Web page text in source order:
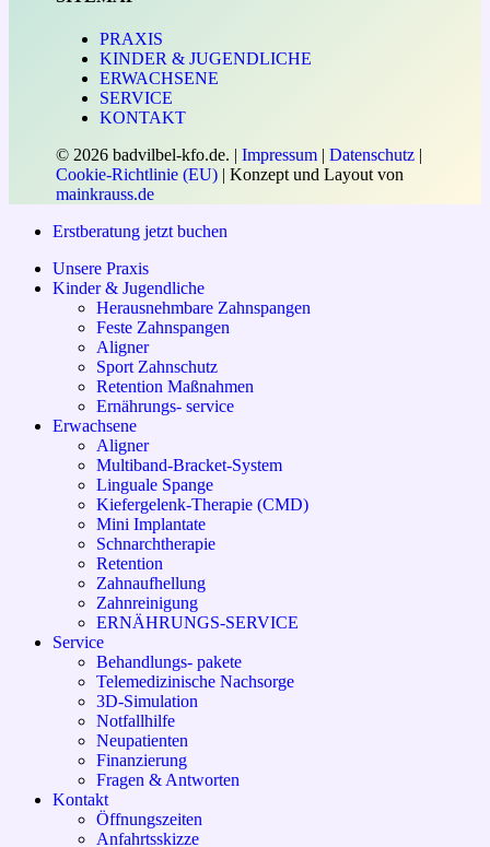
PRAXIS
KINDER & JUGENDLICHE
ERWACHSENE
SERVICE
KONTAKT
© 2026 badvilbel-kfo.de. |Impressum |Datenschutz |
Cookie-Richtlinie (EU) | Konzept und Layout von
mainkrauss.de
Close
Erstberatung jetzt buchen
Unsere Praxis
Kinder & Jugendliche
Herausnehmbare Zahnspangen
Feste Zahnspangen
Aligner
Sport Zahnschutz
Retention Maßnahmen
Ernährungs- service
Erwachsene
Aligner
Multiband-Bracket-System
Linguale Spange
Kiefergelenk-Therapie (CMD)
Mini Implantate
Schnarchtherapie
Retention
Zahnaufhellung
Zahnreinigung
ERNÄHRUNGS-SERVICE
Service
Behandlungs- pakete
Telemedizinische Nachsorge
3D-Simulation
Notfallhilfe
Neupatienten
Finanzierung
Fragen & Antworten
Kontakt
Öffnungszeiten
Anfahrtsskizze